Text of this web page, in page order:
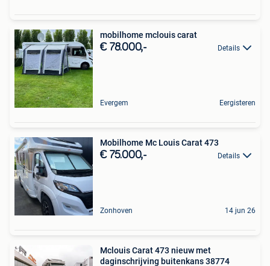
mobilhome mclouis carat
€ 78.000,- Details
Evergem Eergisteren
Mobilhome Mc Louis Carat 473
€ 75.000,- Details
Zonhoven 14 jun 26
Mclouis Carat 473 nieuw met
daginschrijving buitenkans 38774